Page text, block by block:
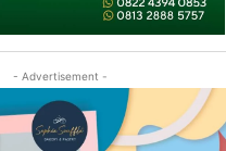
- Advertisement -